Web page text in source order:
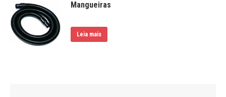
Mangueiras
Leia mais